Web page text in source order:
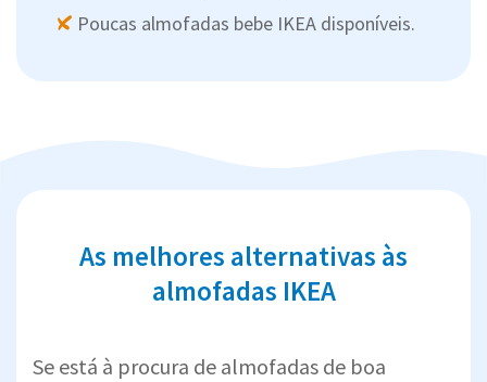
Poucas almofadas bebe IKEA disponíveis.
As melhores alternativas às
almofadas IKEA
Se está à procura de almofadas de boa